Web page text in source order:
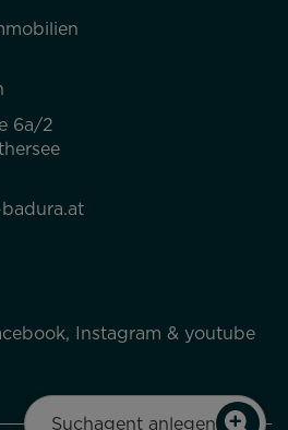
6a/2
Instagram & youtube
Suchagent anlegen